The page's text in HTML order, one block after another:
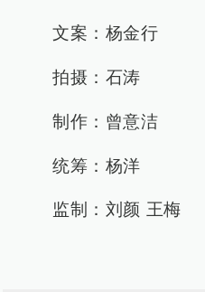
文案：杨金行
拍摄：石涛
制作：曾意洁
统筹：杨洋
监制：刘颜 王梅